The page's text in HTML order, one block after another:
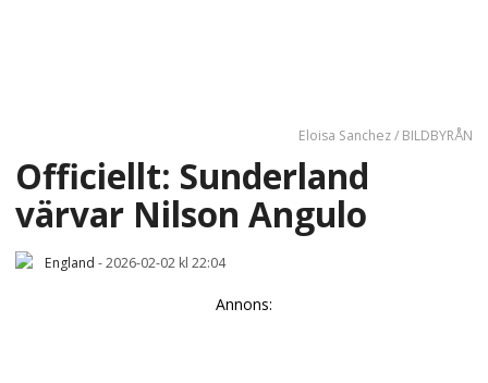
Eloisa Sanchez / BILDBYRÅN
Officiellt: Sunderland
värvar Nilson Angulo
England -2026-02-02 kl 22:04
Annons: